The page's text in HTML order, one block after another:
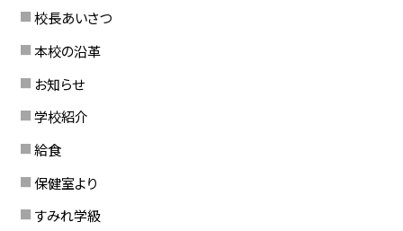
校長あいさつ
本校の沿革
お知らせ
学校紹介
給食
保健室より
すみれ学級